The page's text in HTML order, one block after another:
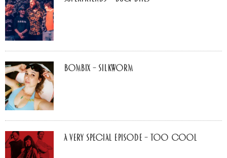
Bombix – Silkworm
A Very Special Episode – Too Cool